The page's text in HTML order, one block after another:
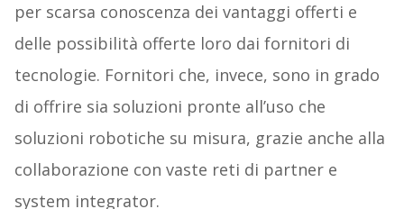
per scarsa conoscenza dei vantaggi offerti e
delle possibilità offerte loro dai fornitori di
tecnologie. Fornitori che, invece, sono in grado
di offrire sia soluzioni pronte all’uso che
soluzioni robotiche su misura, grazie anche alla
collaborazione con vaste reti di partner e
system integrator.